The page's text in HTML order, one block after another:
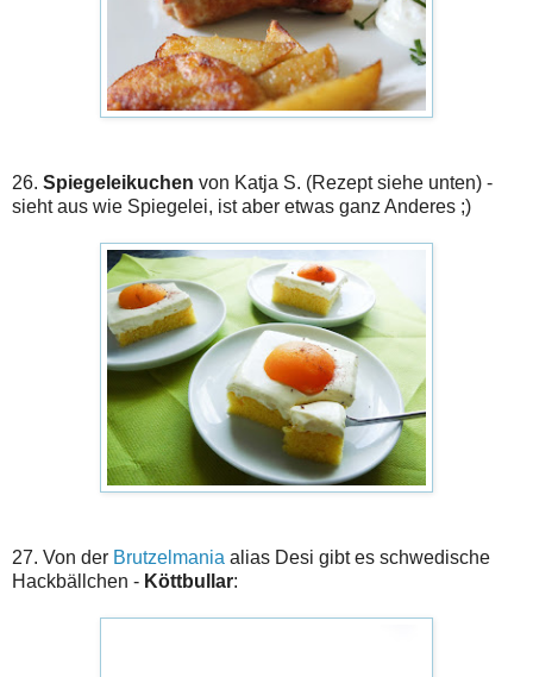
26. Spiegeleikuchen von Katja S. (Rezept siehe unten) -
sieht aus wie Spiegelei, ist aber etwas ganz Anderes ;)
27. Von der Brutzelmania alias Desi gibt es schwedische
Hackbällchen - Köttbullar: